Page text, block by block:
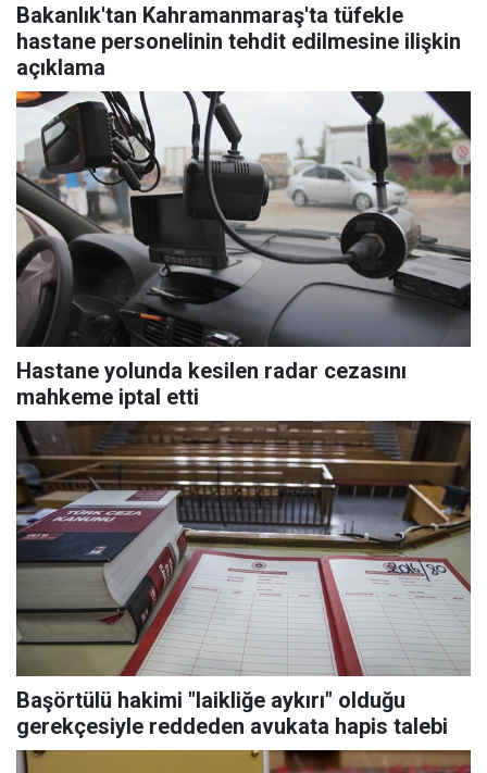
Bakanlık'tan Kahramanmaraş'ta tüfekle
hastane personelinin tehdit edilmesine ilişkin
açıklama
Hastane yolunda kesilen radar cezasını
mahkeme iptal etti
Başörtülü hakimi "laikliğe aykırı" olduğu
gerekçesiyle reddeden avukata hapis talebi